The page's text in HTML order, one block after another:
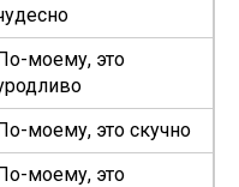
моему, это
моему, это скучно
моему, это